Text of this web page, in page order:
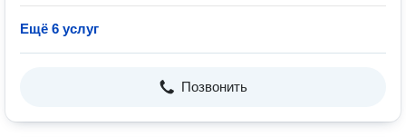
Ещё 6 услуг
Позвонить